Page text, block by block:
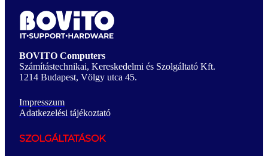
BOVITO Computers
Számítástechnikai, Kereskedelmi és Szolgáltató Kft.
1214 Budapest, Völgy utca 45.
Impresszum
Adatkezelési tájékoztató
SZOLGÁLTATÁSOK